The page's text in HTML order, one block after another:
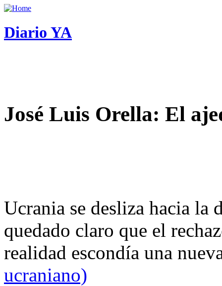
Diario YA
José Luis Orella: El
Ucrania se desliza hacia
quedado claro que el
realidad escondía una
ucraniano)